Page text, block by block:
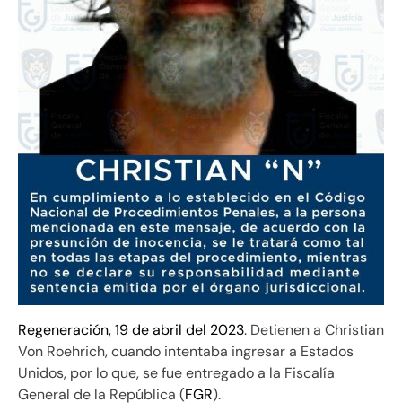
Regeneración, 19 de abril del 2023. Detienen a Christian
Von Roehrich, cuando intentaba ingresar a Estados
Unidos, por lo que, se fue entregado a la Fiscalía
General de la República (FGR).